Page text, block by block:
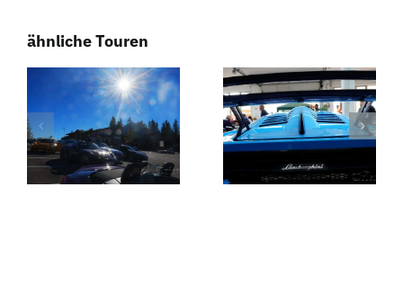
ähnliche Touren
Weißwurstfrühstück
– Südtirol
Dolomiten
Touren
Das
Ruhrgebiet
zu Gast bei
Südtirol
Dolomiten